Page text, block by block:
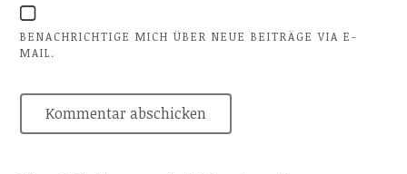
BENACHRICHTIGE MICH ÜBER NEUE BEITRÄGE VIA E-
MAIL.